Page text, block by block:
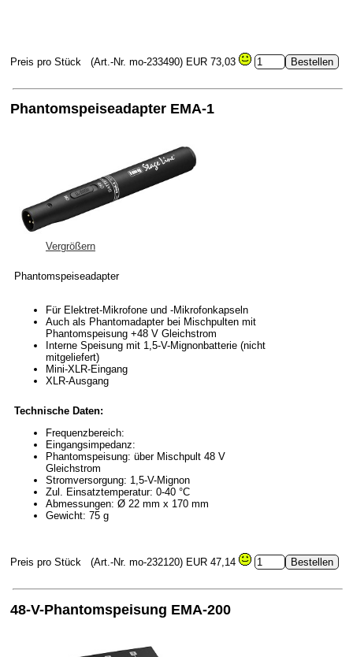
Preis pro Stück (Art.-Nr. mo-233490) EUR 73,03
Phantomspeiseadapter EMA-1
Vergrößern
Phantomspeiseadapter
Für Elektret-Mikrofone und -Mikrofonkapseln
Auch als Phantomadapter bei Mischpulten mit
Phantomspeisung +48 V Gleichstrom
Interne Speisung mit 1,5-V-Mignonbatterie (nicht
mitgeliefert)
Mini-XLR-Eingang
XLR-Ausgang
Technische Daten:
Frequenzbereich:
Eingangsimpedanz:
Phantomspeisung: über Mischpult 48 V
Gleichstrom
Stromversorgung: 1,5-V-Mignon
Zul. Einsatztemperatur: 0-40 °C
Abmessungen: Ø 22 mm x 170 mm
Gewicht: 75 g
Preis pro Stück (Art.-Nr. mo-232120) EUR 47,14
48-V-Phantomspeisung EMA-200